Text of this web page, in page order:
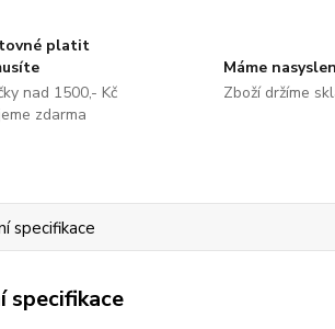
platit
nad 1500,- Kč
zdarma
Máme
Zboží držíme
specifikace
specifikace